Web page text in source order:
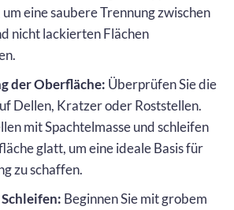
eine saubere Trennung zwischen
nicht lackierten Flächen
der Oberfläche: Überprüfen Sie die
Dellen, Kratzer oder Roststellen.
mit Spachtelmasse und schleifen
glatt, um eine ideale Basis für
zu schaffen.
Beginnen Sie mit grobem